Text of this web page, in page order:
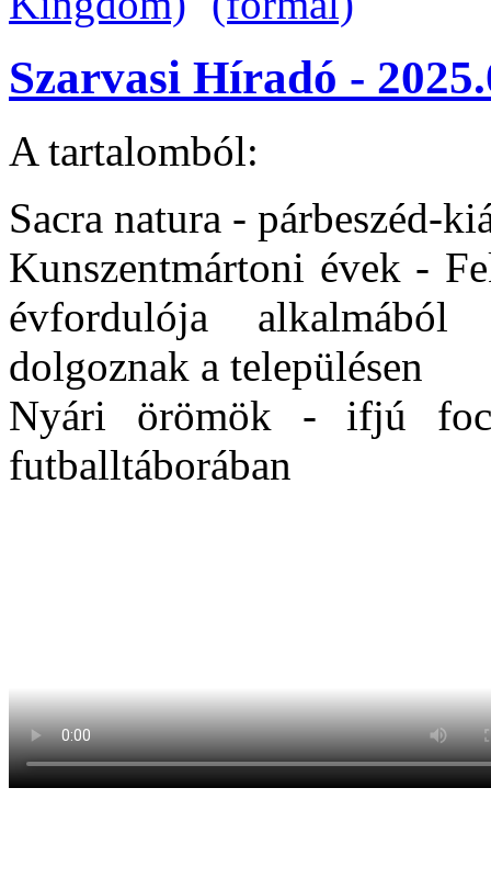
Szarvasi Híradó -
A tartalomból:
Sacra natura - párbeszéd-
Kunszentmártoni évek -
évfordulója alkalmából
dolgoznak a településen
Nyári örömök - ifjú
futballtáborában